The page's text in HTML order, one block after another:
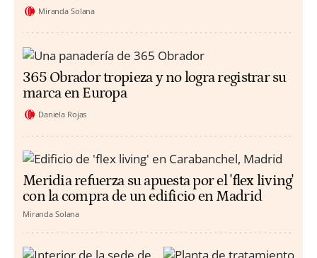
Miranda Solana
365 Obrador tropieza y no logra registrar su
marca en Europa
Daniela Rojas
Meridia refuerza su apuesta por el 'flex living'
con la compra de un edificio en Madrid
Miranda Solana